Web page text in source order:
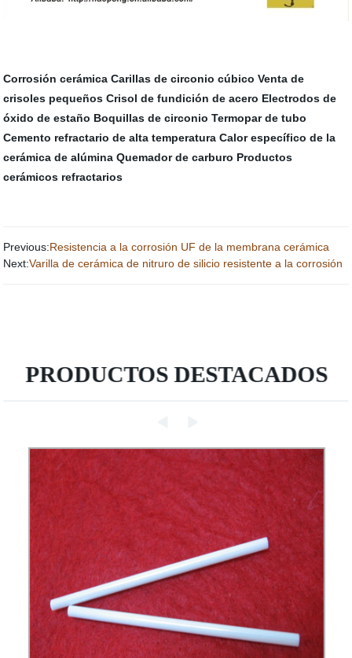
Corrosión cerámica Carillas de circonio cúbico Venta de
crisoles pequeños Crisol de fundición de acero Electrodos de
óxido de estaño Boquillas de circonio Termopar de tubo
Cemento refractario de alta temperatura Calor específico de la
cerámica de alúmina Quemador de carburo Productos
cerámicos refractarios
Previous:Resistencia a la corrosión UF de la membrana cerámica
Next:Varilla de cerámica de nitruro de silicio resistente a la corrosión
PRODUCTOS DESTACADOS